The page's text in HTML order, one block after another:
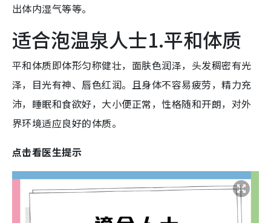
出体内湿气等等。
适合泡温泉人士1.平和体质
平和体质即体形匀称健壮，面肤色润泽，头发稠密有光
泽，目光有神、唇色红润。且身体不容易疲劳，精力充
沛，睡眠和食欲好，大小便正常，性格随和开朗，对外
界环境适应良好的体质。
点击看医生提示